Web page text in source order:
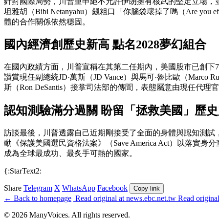
坦雅胡（Bibi Netanyahu）飆粗口「你腦袋壞掉了嗎（Are
體的合作關係依然穩固。
國內經濟創歷史新高 點名2028夢幻組合
在國內政績方面，川普宣稱在其第二任期內，美國股市已創
讚賞現任副總統JD·萬斯（JD Vance）與馬可·魯比歐（
斯（Ron DeSantis）接掌司法部的傳聞，表態屬意由現任代理
認知測驗滿分過關 盼留「拯救美國」歷
訪談最後，川普透露自己近期剛接受了全面的身體與認知測
動《保護美國選民資格法案》（Save America Act）以落實身
成為全球最成功、最炙手可熱的國家。
{:StarText2:
Share Telegram X WhatsApp Facebook Copy link
← Back to homepage Read original at news.ebc.net.tw Read original
© 2026 ManyVoices. All rights reserved.